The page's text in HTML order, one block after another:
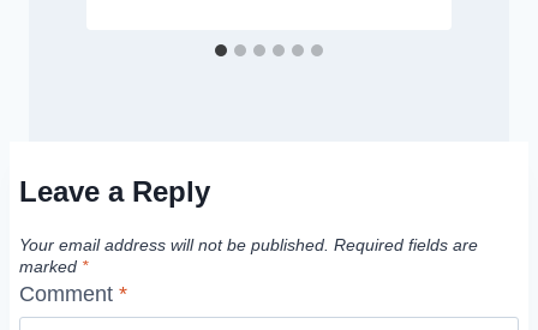
Leave a Reply
Your email address will not be published. Required fields are
marked *
Comment *